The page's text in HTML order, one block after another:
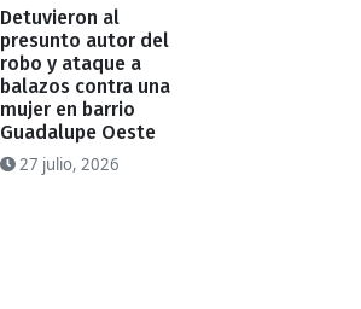
Detuvieron al
presunto autor del
robo y ataque a
balazos contra una
mujer en barrio
Guadalupe Oeste
27 julio, 2026